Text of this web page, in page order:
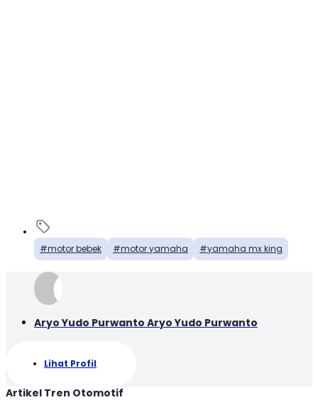
motor bebek motor yamaha yamaha mx king
Aryo Yudo Purwanto Aryo Yudo Purwanto
Lihat Profil
Artikel Tren Otomotif